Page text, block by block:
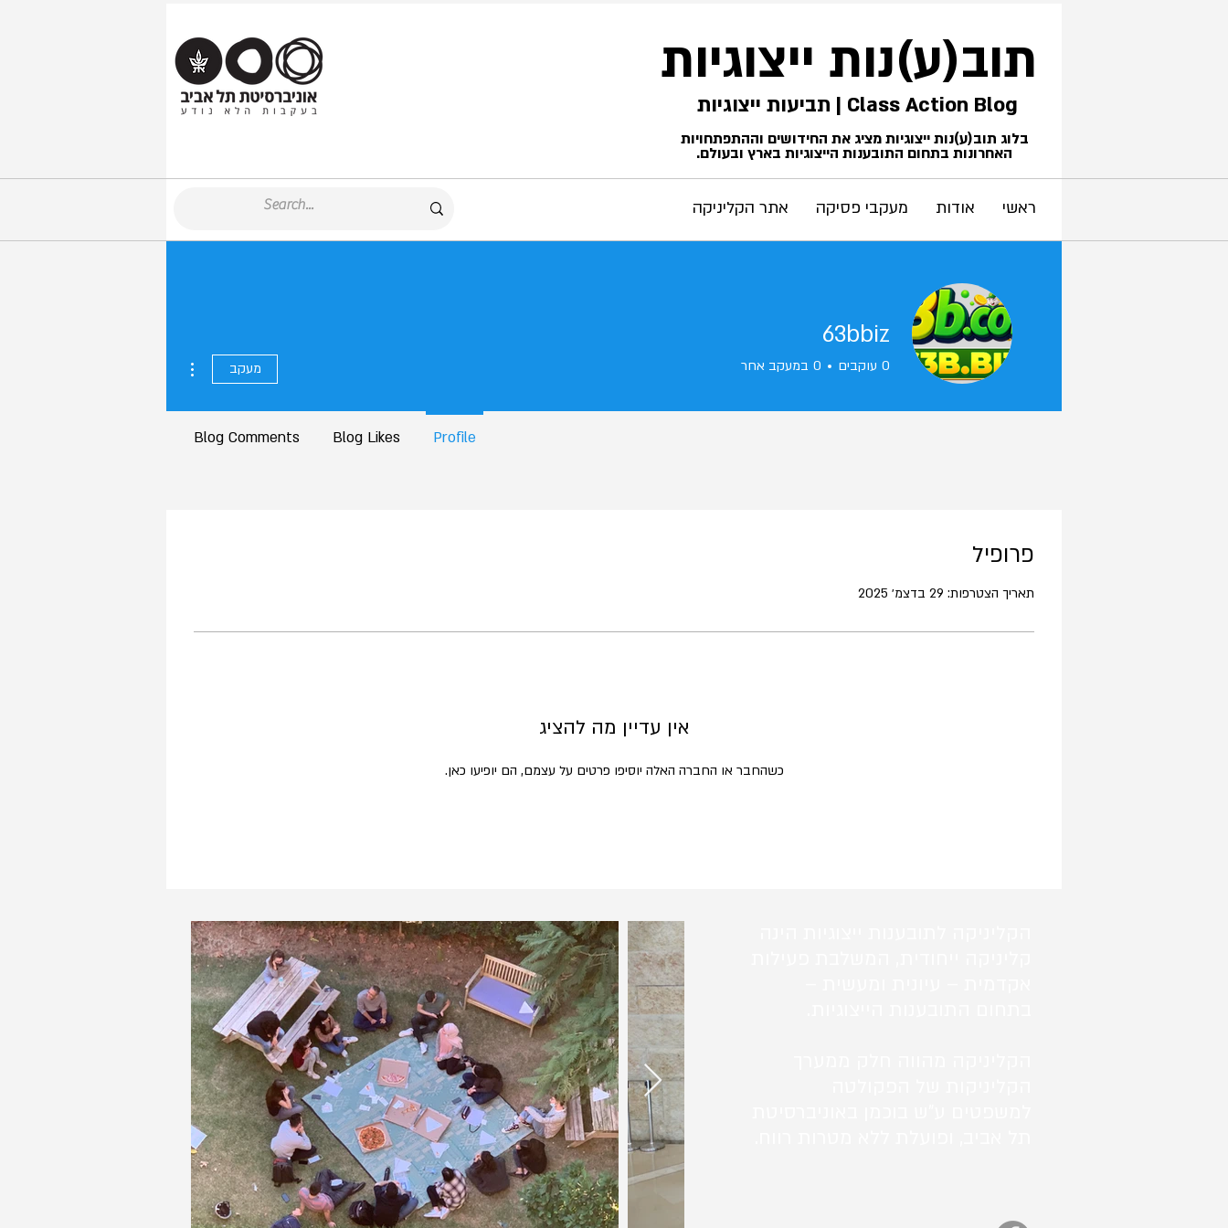
תוב(ע)נות ייצוגיות
Class Action Blog | תביעות ייצוגיות
בלוג תוב(ע)נות ייצוגיות מציג את החידושים וההתפתחויות
האחרונות בתחום התובענות הייצוגיות בארץ ובעולם.
ראשי אודות מעקבי פסיקה אתר הקליניקה
פרופיל
תאריך הצטרפות: 29 בדצמ׳ 2025
אין עדיין מה להציג
כשהחבר או החברה האלה יוסיפו פרטים על עצמם, הם יופיעו כאן.
63bbiz
0 עוקבים 0 במעקב אחר מעקב
Profile
Blog Likes
Blog Comments